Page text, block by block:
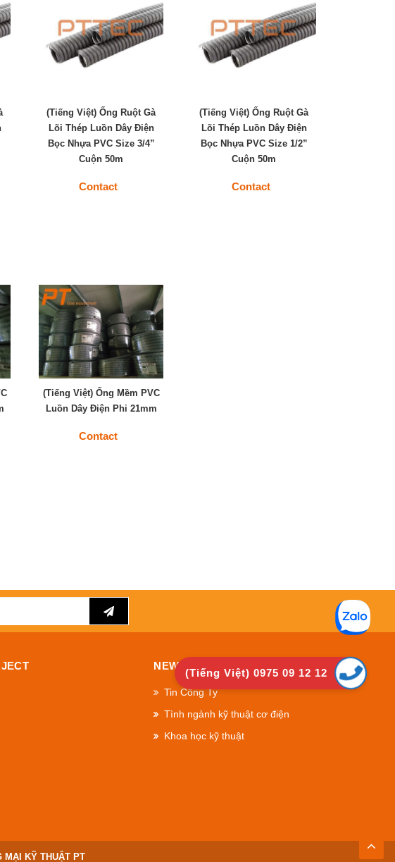
(Tiếng Việt) Ống Ruột Gà
Lõi Thép Luồn Dây Điện
Bọc Nhựa PVC Size 3/4”
Cuộn 50m
Contact
(Tiếng Việt) Ống Ruột Gà
Lõi Thép Luồn Dây Điện
Bọc Nhựa PVC Size 1/2”
Cuộn 50m
Contact
(Tiếng Việt) Ống Mềm PVC
Luồn Dây Điện Phi 21mm
Contact
NEWS
Tin Công Ty
Tình ngành kỹ thuật cơ điện
Khoa học kỹ thuật
MẠI KỸ THUẬT PT
TOP
(Tiếng Việt) 0975 09 12 12